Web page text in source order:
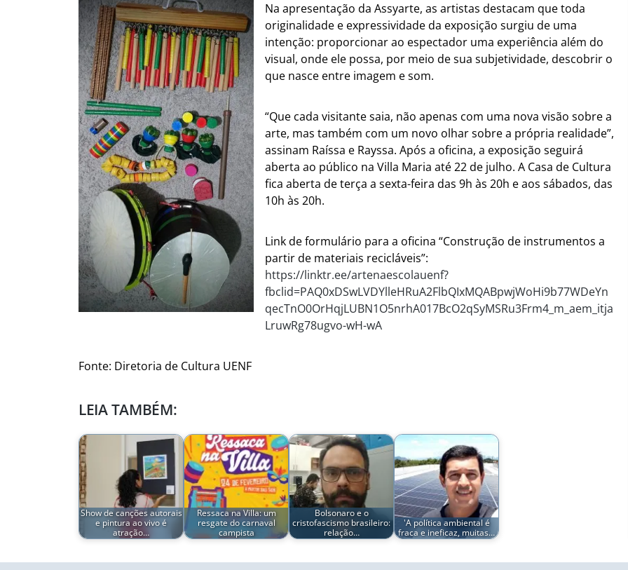
Na apresentação da Assyarte, as artistas destacam que toda
originalidade e expressividade da exposição surgiu de uma
intenção: proporcionar ao espectador uma experiência além do
visual, onde ele possa, por meio de sua subjetividade, descobrir o
que nasce entre imagem e som.
“Que cada visitante saia, não apenas com uma nova visão sobre a
arte, mas também com um novo olhar sobre a própria realidade”,
assinam Raíssa e Rayssa. Após a oficina, a exposição seguirá
aberta ao público na Villa Maria até 22 de julho. A Casa de Cultura
fica aberta de terça a sexta-feira das 9h às 20h e aos sábados, das
10h às 20h.
Link de formulário para a oficina “Construção de instrumentos a
partir de materiais recicláveis”:
https://linktr.ee/artenaescolauenf?
fbclid=PAQ0xDSwLVDYlleHRuA2FlbQIxMQABpwjWoHi9b77WDeYn
qecTnO0OrHqjLUBN1O5nrhA017BcO2qSyMSRu3Frm4_m_aem_itja
LruwRg78ugvo-wH-wA
Fonte: Diretoria de Cultura UENF
LEIA TAMBÉM:
Show de canções autorais
e pintura ao vivo é
atração…
Ressaca na Villa: um
resgate do carnaval
campista
Bolsonaro e o
cristofascismo brasileiro:
relação…
'A política ambiental é
fraca e ineficaz, muitas…